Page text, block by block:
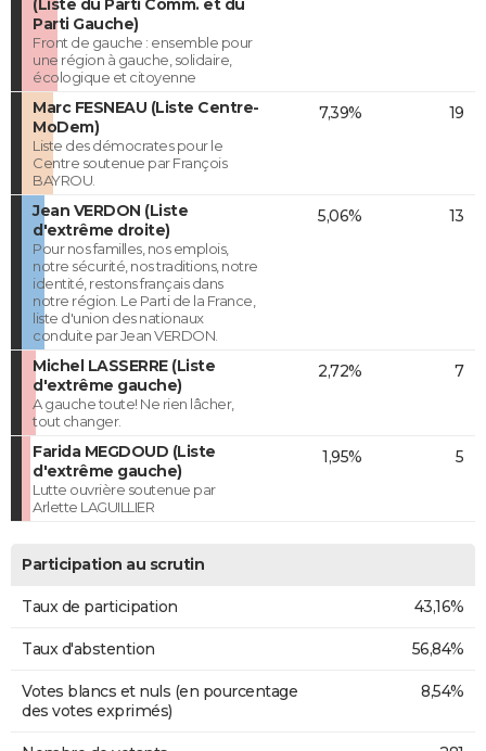
Parti Gauche)
Front de gauche : ensemble pour
une région à gauche, solidaire,
écologique et citoyenne
Marc FESNEAU (Liste Centre-
MoDem)
Liste des démocrates pour le
Centre soutenue par François
BAYROU.
7,39% 19
Jean VERDON (Liste
d'extrême droite)
Pour nos familles, nos emplois,
notre sécurité, nos traditions, notre
identité, restons français dans
notre région. Le Parti de la France,
liste d'union des nationaux
conduite par Jean VERDON.
5,06% 13
Michel LASSERRE (Liste
d'extrême gauche)
A gauche toute! Ne rien lâcher,
tout changer.
2,72% 7
Farida MEGDOUD (Liste
d'extrême gauche)
Lutte ouvrière soutenue par
Arlette LAGUILLIER
1,95% 5
Participation au scrutin
Taux de participation 43,16%
Taux d'abstention 56,84%
Votes blancs et nuls (en pourcentage
des votes exprimés)
8,54%